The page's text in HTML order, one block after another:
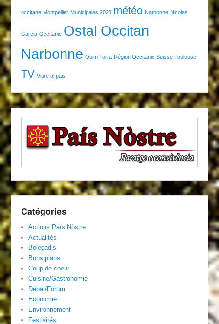
occitane Montpellier Municipales 2020 météo Narbonne Nicolas
Garcia Occitanie Ostal Occitan
Narbonne Quim Torra Région Occitanie Suisse Toulouse
TV Viure al pais
Catégories
Actions País Nòstre
Actualités
Bolegadis
Bons plans
Coup de coeur
Cuisine/Gastronomie
Débat/Forum
Economie
Environnement
Festivités